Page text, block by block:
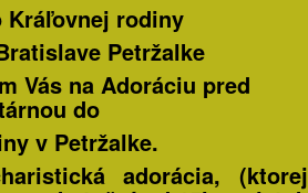
Kráľovnej rodiny
Petržalke
Vás na Adoráciu pred
do
v Petržalke.
adorácia, (ktorej